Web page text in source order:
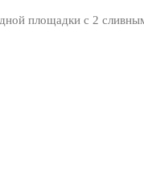
площадки с 2